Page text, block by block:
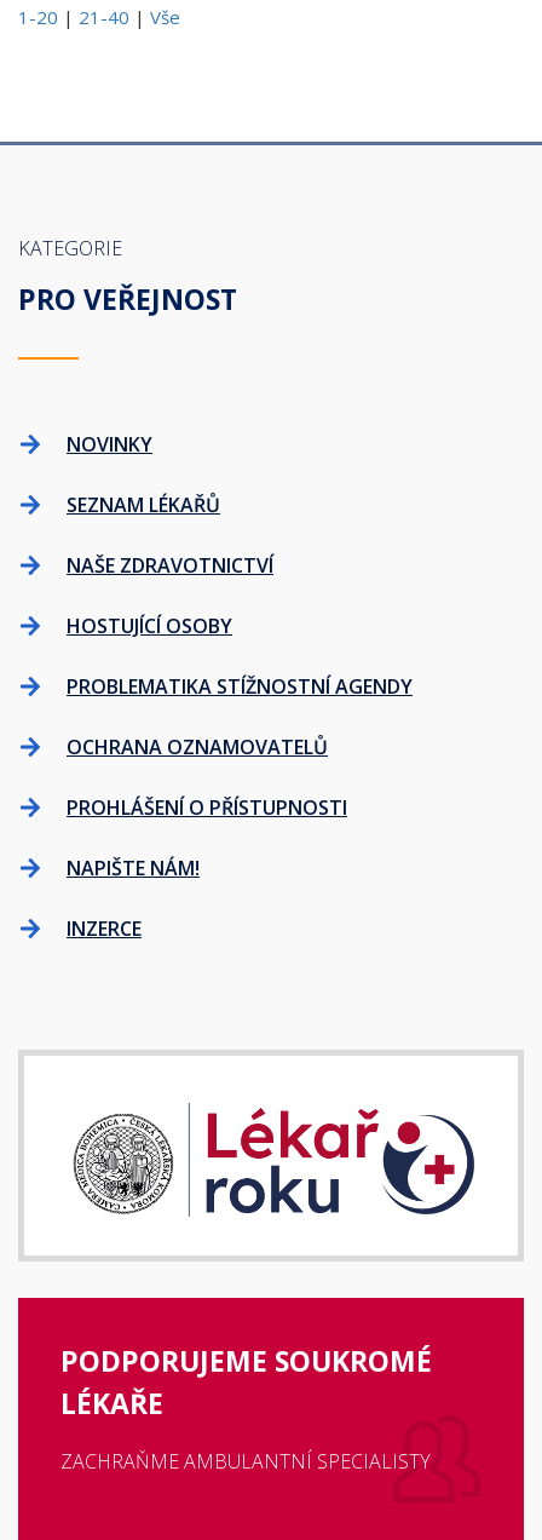
1-20 | 21-40 | Vše
KATEGORIE
PRO VEŘEJNOST
NOVINKY
SEZNAM LÉKAŘŮ
NAŠE ZDRAVOTNICTVÍ
HOSTUJÍCÍ OSOBY
PROBLEMATIKA STÍŽNOSTNÍ AGENDY
OCHRANA OZNAMOVATELŮ
PROHLÁŠENÍ O PŘÍSTUPNOSTI
NAPIŠTE NÁM!
INZERCE
PODPORUJEME SOUKROMÉ
LÉKAŘE
ZACHRAŇME AMBULANTNÍ SPECIALISTY